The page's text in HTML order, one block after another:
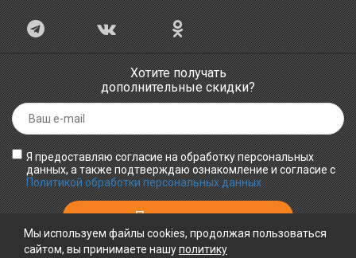
Хотите получать
дополнительные скидки?
Я предоставляю согласие на обработку персональных
данных, а также подтверждаю ознакомление и согласие с
Политикой обработки персональных данных
Мы используем файлы cookies, продолжая пользоваться
сайтом, вы принимаете нашуполитику